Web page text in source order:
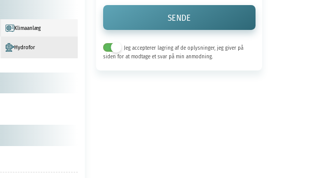
Klimaanlæg
Hydrofor
Jeg accepterer lagring af de oplysninger, jeg giver på
siden for at modtage et svar på min anmodning.